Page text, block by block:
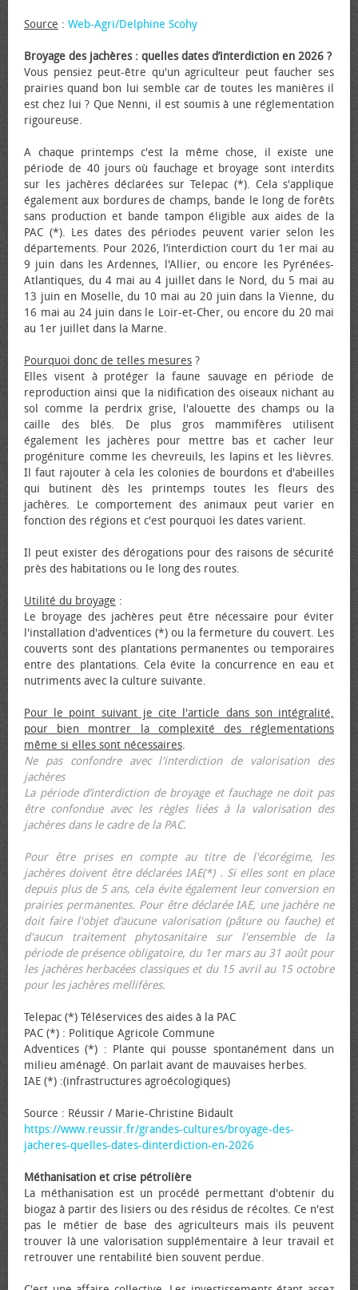
Source : Web-Agri/Delphine Scohy
Broyage des jachères : quelles dates d’interdiction en 2026 ?
Vous pensiez peut-être qu'un agriculteur peut faucher ses
prairies quand bon lui semble car de toutes les manières il
est chez lui ? Que Nenni, il est soumis à une réglementation
rigoureuse.
A chaque printemps c'est la même chose, il existe une
période de 40 jours où fauchage et broyage sont interdits
sur les jachères déclarées sur Telepac (*). Cela s'applique
également aux bordures de champs, bande le long de forêts
sans production et bande tampon éligible aux aides de la
PAC (*). Les dates des périodes peuvent varier selon les
départements. Pour 2026, l’interdiction court du 1er mai au
9 juin dans les Ardennes, l'Allier, ou encore les Pyrénées-
Atlantiques, du 4 mai au 4 juillet dans le Nord, du 5 mai au
13 juin en Moselle, du 10 mai au 20 juin dans la Vienne, du
16 mai au 24 juin dans le Loir-et-Cher, ou encore du 20 mai
au 1er juillet dans la Marne.
Pourquoi donc de telles mesures ?
Elles visent à protéger la faune sauvage en période de
reproduction ainsi que la nidification des oiseaux nichant au
sol comme la perdrix grise, l'alouette des champs ou la
caille des blés. De plus gros mammifères utilisent
également les jachères pour mettre bas et cacher leur
progéniture comme les chevreuils, les lapins et les lièvres.
Il faut rajouter à cela les colonies de bourdons et d'abeilles
qui butinent dès les printemps toutes les fleurs des
jachères. Le comportement des animaux peut varier en
fonction des régions et c'est pourquoi les dates varient.
Il peut exister des dérogations pour des raisons de sécurité
près des habitations ou le long des routes.
Utilité du broyage :
Le broyage des jachères peut être nécessaire pour éviter
l'installation d'adventices (*) ou la fermeture du couvert. Les
couverts sont des plantations permanentes ou temporaires
entre des plantations. Cela évite la concurrence en eau et
nutriments avec la culture suivante.
Pour le point suivant je cite l'article dans son intégralité,
pour bien montrer la complexité des réglementations
même si elles sont nécessaires.
Ne pas confondre avec l'interdiction de valorisation des
jachères
La période d’interdiction de broyage et fauchage ne doit pas
être confondue avec les règles liées à la valorisation des
jachères dans le cadre de la PAC.
Pour être prises en compte au titre de l'écorégime, les
jachères doivent être déclarées IAE(*) . Si elles sont en place
depuis plus de 5 ans, cela évite également leur conversion en
prairies permanentes. Pour être déclarée IAE, une jachère ne
doit faire l'objet d’aucune valorisation (pâture ou fauche) et
d'aucun traitement phytosanitaire sur l'ensemble de la
période de présence obligatoire, du 1er mars au 31 août pour
les jachères herbacées classiques et du 15 avril au 15 octobre
pour les jachères mellifères.
Telepac (*) Téléservices des aides à la PAC
PAC (*) : Politique Agricole Commune
Adventices (*) : Plante qui pousse spontanément dans un
milieu aménagé. On parlait avant de mauvaises herbes.
IAE (*) :(infrastructures agroécologiques)
Source : Réussir / Marie-Christine Bidault
https://www.reussir.fr/grandes-cultures/broyage-des-
jacheres-quelles-dates-dinterdiction-en-2026
Méthanisation et crise pétrolière
La méthanisation est un procédé permettant d'obtenir du
biogaz à partir des lisiers ou des résidus de récoltes. Ce n'est
pas le métier de base des agriculteurs mais ils peuvent
trouver là une valorisation supplémentaire à leur travail et
retrouver une rentabilité bien souvent perdue.